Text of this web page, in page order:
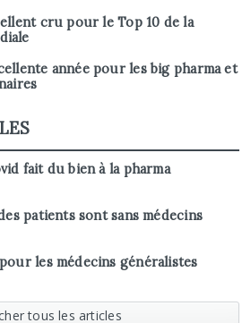
cru pour le Top 10 de la
année pour les big pharma et
fait du bien à la pharma
patients sont sans médecins
les médecins généralistes
tous les articles